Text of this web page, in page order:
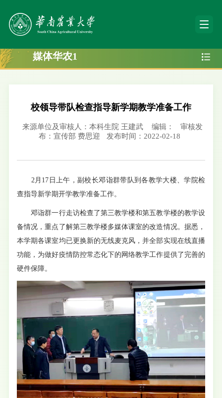
媒体华农1
校领导带队检查指导新学期教学准备工作
来源单位及审核人：本科生院 王建武 编辑：
审核发
布：宣传部 费思迎
发布时间：2022-02-18
2月17日上午，副校长邓诣群带队到各教学大楼、学院检
查指导新学期开学教学准备工作。
邓诣群一行走访检查了第三教学楼和第五教学楼的教学设
备情况，重点了解第三教学楼多媒体课室的改造情况。据悉，
本学期各课室均已更换新的无线麦克风，并全部实现在线直播
功能，为做好疫情防控常态化下的网络教学工作提供了完善的
硬件保障。